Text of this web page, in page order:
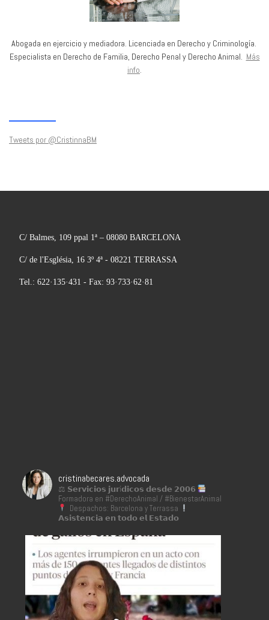
Abogada en ejercicio y mediadora. Licenciada en Derecho y Criminología.
Especialista en Derecho de Familia, Derecho Penal y Derecho Animal. Más
info.
Tweets por @CristinnaBM
C/ Balmes, 109 ppal 1ª – 08080 BARCELONA
C/ de l'Església, 16 3º 4ª - 08221 TERRASSA
Tel.: 622·135·431 - Fax: 93·733·62·81
cristinabecares.advocada
⚖ 𝗦𝗲𝗿𝘃𝗶𝗰𝗶𝗼𝘀 𝗷𝘂𝗿í𝗱𝗶𝗰𝗼𝘀 𝗱𝗲𝘀𝗱𝗲 𝟮𝟬𝟬𝟲
Formadora en #DerechoAnimal / #BienestarAnimal
Despachos: Barcelona y Terrassa
𝗔𝘀𝗶𝘀𝘁𝗲𝗻𝗰𝗶𝗮 𝗲𝗻 𝘁𝗼𝗱𝗼 𝗲𝗹 𝗘𝘀𝘁𝗮𝗱𝗼